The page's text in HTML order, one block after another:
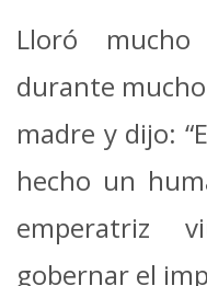
Lloró
durante
madre y dijo:
hecho un
emperatriz
gobernar el